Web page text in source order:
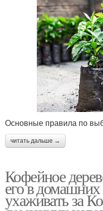
Основные правила по
читать дальше →
Кофейное
его в
ухаживать за